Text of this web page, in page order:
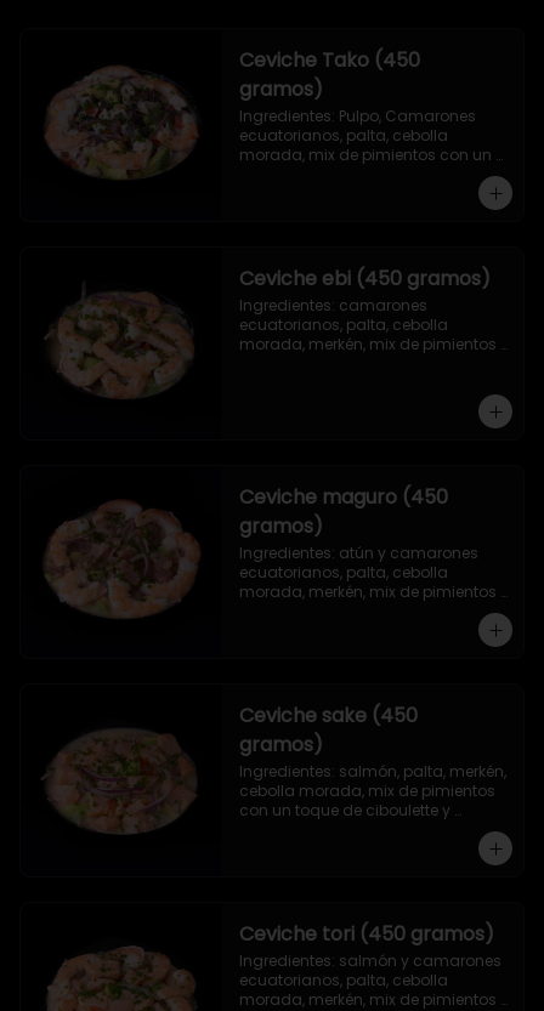
Ceviche Tako (450
gramos)
Ingredientes: Pulpo, Camarones
ecuatorianos, palta, cebolla
morada, mix de pimientos con un
toque de ciboulette, merkén, cilantro
Ceviche ebi (450 gramos)
Ingredientes: camarones
ecuatorianos, palta, cebolla
morada, merkén, mix de pimientos
Ceviche maguro (450
gramos)
Ingredientes: atún y camarones
ecuatorianos, palta, cebolla
morada, merkén, mix de pimientos
Ceviche sake (450
gramos)
Ingredientes: salmón, palta, merkén,
cebolla morada, mix de pimientos
con un toque de ciboulette y
Ceviche tori (450 gramos)
Ingredientes: salmón y camarones
ecuatorianos, palta, cebolla
morada, merkén, mix de pimientos